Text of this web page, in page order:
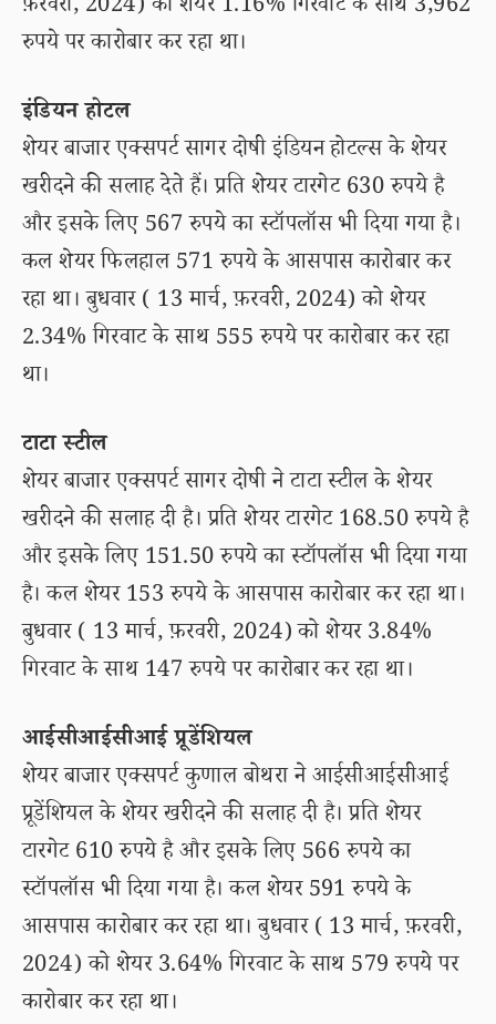
फ़रवरी, 2024) को शेयर 1.16% गिरवाट के साथ 3,962
रुपये पर कारोबार कर रहा था।
इंडियन होटल
शेयर बाजार एक्सपर्ट सागर दोषी इंडियन होटल्स के शेयर
खरीदने की सलाह देते हैं। प्रति शेयर टारगेट 630 रुपये है
और इसके लिए 567 रुपये का स्टॉपलॉस भी दिया गया है।
कल शेयर फिलहाल 571 रुपये के आसपास कारोबार कर
रहा था। बुधवार ( 13 मार्च, फ़रवरी, 2024) को शेयर
2.34% गिरवाट के साथ 555 रुपये पर कारोबार कर रहा
था।
टाटा स्टील
शेयर बाजार एक्सपर्ट सागर दोषी ने टाटा स्टील के शेयर
खरीदने की सलाह दी है। प्रति शेयर टारगेट 168.50 रुपये है
और इसके लिए 151.50 रुपये का स्टॉपलॉस भी दिया गया
है। कल शेयर 153 रुपये के आसपास कारोबार कर रहा था।
बुधवार ( 13 मार्च, फ़रवरी, 2024) को शेयर 3.84%
गिरवाट के साथ 147 रुपये पर कारोबार कर रहा था।
आईसीआईसीआई प्रूडेंशियल
शेयर बाजार एक्सपर्ट कुणाल बोथरा ने आईसीआईसीआई
प्रूडेंशियल के शेयर खरीदने की सलाह दी है। प्रति शेयर
टारगेट 610 रुपये है और इसके लिए 566 रुपये का
स्टॉपलॉस भी दिया गया है। कल शेयर 591 रुपये के
आसपास कारोबार कर रहा था। बुधवार ( 13 मार्च, फ़रवरी,
2024) को शेयर 3.64% गिरवाट के साथ 579 रुपये पर
कारोबार कर रहा था।